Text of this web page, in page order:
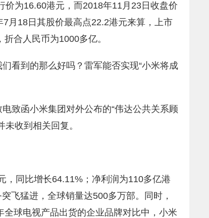
为16.60港元，而2018年11月23日收盘价
月18日其股价最高点22.2港元来算，上市
合人民币为1000多亿。
看到的那么好吗？雷军能否实现“小米将成
致函小米集团对外公布的“伟达公共关系顾
收到相关回复。
，同比增长64.11%；净利润为110多亿港
飞猛进，全球销量达500多万部。同时，
球电视产品出货的企业品牌对比中，小米